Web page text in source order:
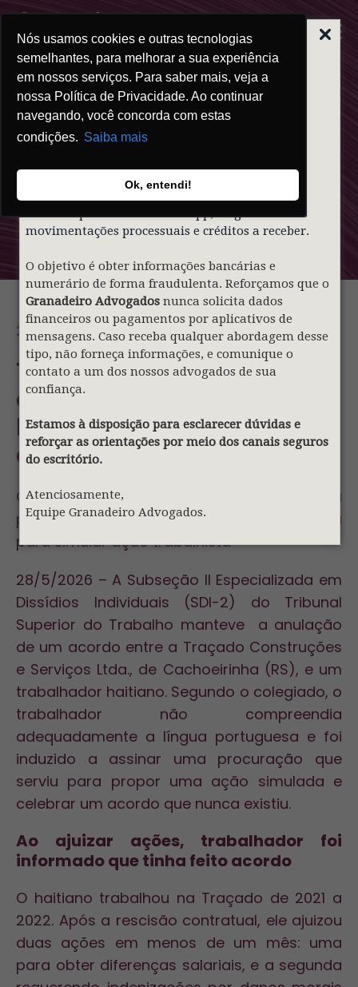
ALERTA | GOLPEDO FALSO
ADVOGADO
Prezados clientes,
Informamos que indivíduos mal-intencionados
identidade visual do nosso sócio
contatar pessoas via WhatsApp, alegando falsas
movimentações processuais e créditos a receber.
O objetivo é obter informações bancárias e
numerário de forma fraudulenta. Reforçamos que o
Granadeiro Advogados nunca solicita dados
financeiros ou pagamentos por aplicativos de
mensagens. Caso receba qualquer abordagem desse
tipo, não forneça informações, e comunique o
contato a um dos nossos advogados de sua
confiança.
Estamos à disposição para esclarecer dúvidas e
reforçar as orientações por meio dos canais seguros
do escritório.
Atenciosamente,
Equipe Granadeiro Advogados.
Nós usamos cookies e outras tecnologias
semelhantes, para melhorar a sua experiência
em nossos serviços. Para saber mais, veja a
nossa Política de Privacidade. Ao continuar
navegando, você concorda com estas
condições. Saiba mais
Ok, entendi!
Clipping
Granadeiro
29.05.2026
Trabalhador haitiano
consegue anular acordo
homologado sem seu
conhecimento
Com pouca compreensão da língua
portuguesa, ele assinou procuração usada
para simular ação trabalhista
28/5/2026 – A Subseção II Especializada em
Dissídios Individuais (SDI-2) do Tribunal
Superior do Trabalho manteve a anulação
de um acordo entre a Traçado Construções
e Serviços Ltda., de Cachoeirinha (RS), e um
trabalhador haitiano. Segundo o colegiado, o
trabalhador não compreendia
adequadamente a língua portuguesa e foi
induzido a assinar uma procuração que
serviu para propor uma ação simulada e
celebrar um acordo que nunca existiu.
Ao ajuizar ações, trabalhador foi
informado que tinha feito acordo
O haitiano trabalhou na Traçado de 2021 a
2022. Após a rescisão contratual, ele ajuizou
duas ações em menos de um mês: uma
para obter diferenças salariais, e a segunda